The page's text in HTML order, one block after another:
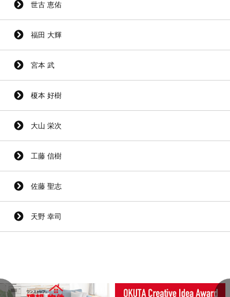
世古 恵佑
福田 大輝
宮本 武
榎本 好樹
大山 栄次
工藤 信樹
佐藤 聖志
天野 幸司